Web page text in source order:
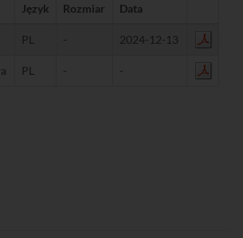
Język Rozmiar Data
PL - 2024-12-13
PL - -